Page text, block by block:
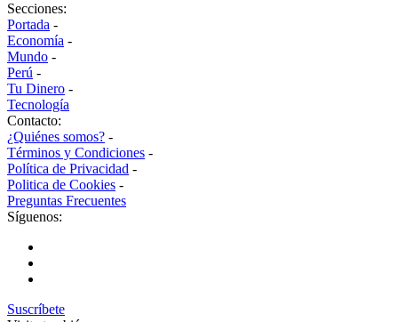
Secciones:
Portada -
Economía -
Mundo -
Perú -
Tu Dinero -
Tecnología
Contacto:
¿Quiénes somos? -
Términos y Condiciones -
Política de Privacidad -
Politica de Cookies -
Preguntas Frecuentes
Síguenos:
Suscríbete